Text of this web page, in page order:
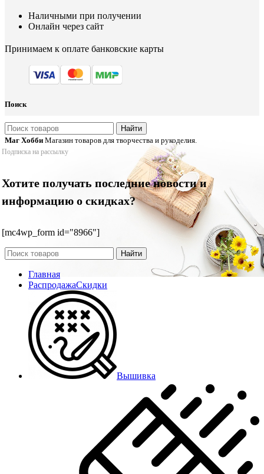
Наличными при получении
Онлайн через сайт
Принимаем к оплате банковские карты
Поиск
Найти
Маг Хобби Магазин товаров для творчества и рукоделия.
Подписка на рассылку
Хотите получать последние новости и
информацию о скидках?
[mc4wp_form id="8966"]
Найти
Главная
РаспродажаСкидки
Вышивка